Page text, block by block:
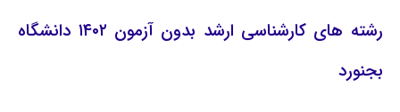
رشته های کارشناسی ارشد بدون آزمون ۱۴۰۲ دانشگاه
بجنورد